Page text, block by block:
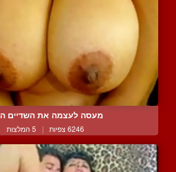
מעסה לעצמה את השדיים
6246 צפיות | 5 המלצות